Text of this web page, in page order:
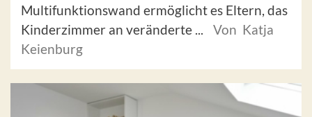
Multifunktionswand ermöglicht es Eltern, das
Kinderzimmer an veränderte ...
Von Katja
Keienburg